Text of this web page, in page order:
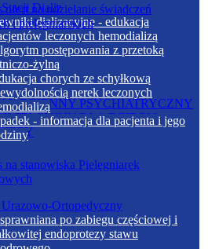
DZIENNY PSYCHIATRYCZNY
DLA DZIECI I
Stacji Dializ
dializacyjne - edukacja
leczonych hemodializą
postępowania z przetoką
żylną
chorych ze schyłkową
nerek leczonych
- informacja dla pacjenta i jego
Urazowo-Ortopedyczny
po zabiegu częściowej i
endoprotezy stawu
ofert na udzielanie świadczeń
i pielęgniarskich
na stanowiska Pielęgniarek